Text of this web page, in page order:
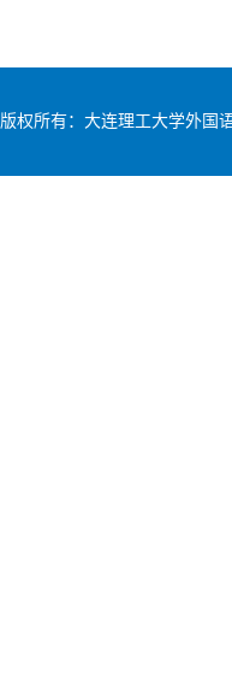
版权所有：大连理工大学外国